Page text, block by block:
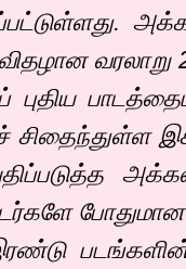
வரலாறு
புதிய
சிதைந்துள்ள